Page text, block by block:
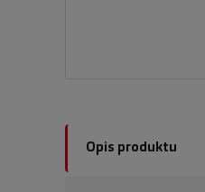
Opis produktu